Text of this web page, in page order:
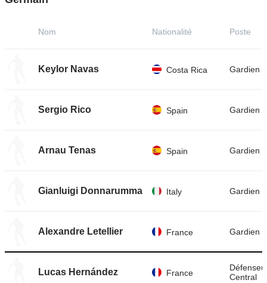
Nom Nationalité Poste
Keylor Navas Costa Rica Gardien
Sergio Rico Spain Gardien
Arnau Tenas Spain Gardien
Gianluigi Donnarumma Italy Gardien
Alexandre Letellier France Gardien
Lucas Hernández France
Central